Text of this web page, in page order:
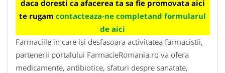
daca doresti ca afacerea ta sa fie promovata aici
te rugam contacteaza-ne completand formularul
de aici
Farmaciile in care isi desfasoara activitatea farmacistii,
partenerii portalului FarmacieRomania.ro va ofera
medicamente, antibiotice, sfaturi despre sanatate,